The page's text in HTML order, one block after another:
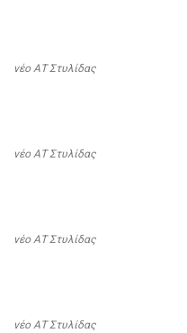
νέο ΑΤ Στυλίδας
νέο ΑΤ Στυλίδας
νέο ΑΤ Στυλίδας
νέο ΑΤ Στυλίδας